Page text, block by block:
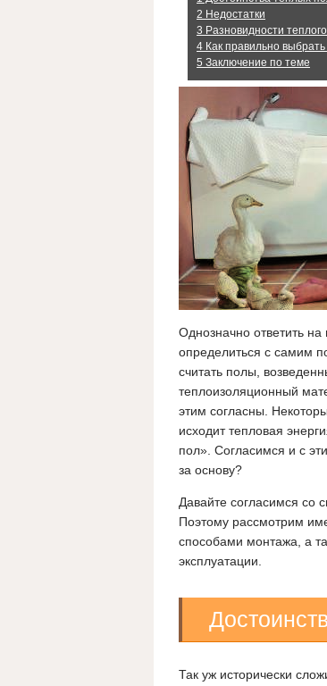
2 Недостатки
3 Разновидности
4 Как правильно
5 Заключение по теме
Однозначно ответить
определиться с самим
считать полы,
теплоизоляционный
этим согласны.
исходит тепловая
пол». Согласимся и с
за основу?
Давайте согласимся со
Поэтому рассмотрим
способами монтажа, а
эксплуатации.
Так уж исторически